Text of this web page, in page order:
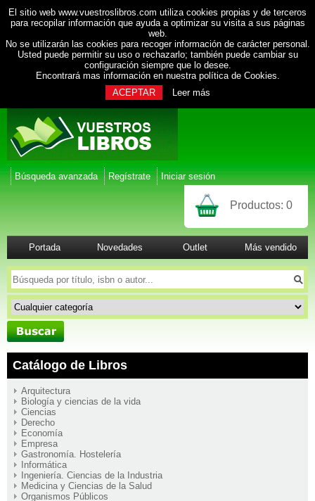
El sitio web www.vuestroslibros.com utiliza cookies propias y de terceros
para recopilar información que ayuda a optimizar su visita a sus páginas
web.
No se utilizarán las cookies para recoger información de carácter personal.
Usted puede permitir su uso o rechazarlo; también puede cambiar su
configuración siempre que lo desee.
Encontrará mas información en nuestra política de Cookies.
ACEPTAR
Leer más
Búsqueda avanzada Regístrate Iniciar sesión
Productos: 0
Portada Novedades Outlet Más vendido
Catálogo de Libros
Arquitectura
Biología y ciencias de la vida
Ciencias
Derecho
Economía
Empresa
Gastronomía. Hostelería
Informática
Ingeniería. Ciencias de la Industria
Medicina y Ciencias de la Salud
Organismos Públicos